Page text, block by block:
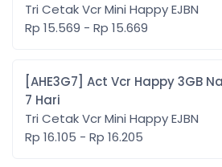
Tri Cetak Vcr Mini Happy EJBN
Rp 15.569 - Rp 15.669
[AHE3G7] Act Vcr Happy 3GB Nat + 1GB Lokal EJBN
7 Hari
Tri Cetak Vcr Mini Happy EJBN
Rp 16.105 - Rp 16.205